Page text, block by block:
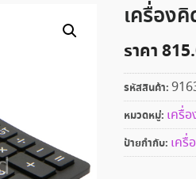
เครื่อง
ราคา
รหัสสินค้า:
หมวดหมู่: เครื่
ป้ายกำกับ: เครื่